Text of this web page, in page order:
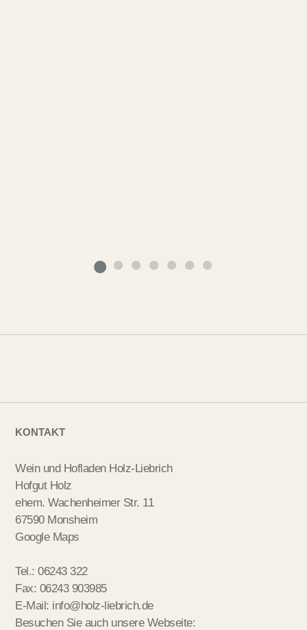
KONTAKT
Wein und Hofladen Holz-Liebrich
Hofgut Holz
ehem. Wachenheimer Str. 11
67590 Monsheim
Google Maps
Tel.: 06243 322
Fax: 06243 903985
E-Mail: info@holz-liebrich.de
Besuchen Sie auch unsere Webseite: